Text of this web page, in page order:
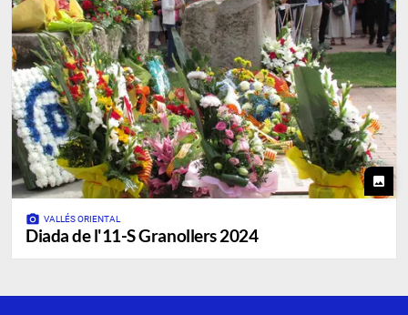
photo
photo_camera VALLÉS ORIENTAL
Diada de l'11-S Granollers 2024